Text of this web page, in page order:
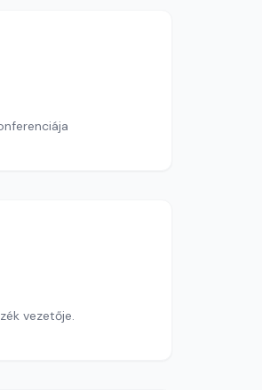
Magyar Őstörténeti és Honfoglalás Kori Régészeti Tanszék vezetője.